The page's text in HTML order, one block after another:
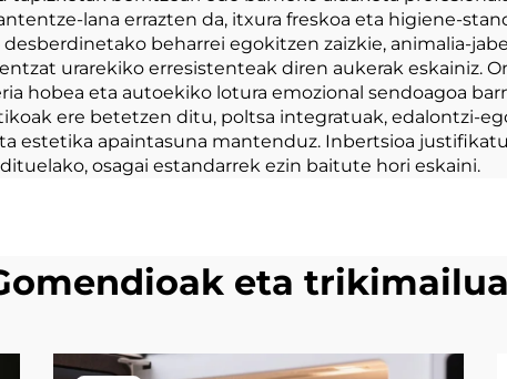
lana errazten da, itxura freskoa eta higiene-
beharrei egokitzen zaizkie, animalia-
urarekiko erresistenteak diren aukerak eskainiz.
hobea eta autoekiko lotura emozional sendoagoa
ere betetzen ditu, poltsa integratuak, edalontzi-
estetika apaintasuna mantenduz. Inbertsioa
osagai estandarrek ezin baitute hori eskaini.
eta